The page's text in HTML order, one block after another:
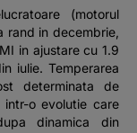
(motorul
rand in decembrie,
in ajustare cu 1.9
iulie. Temperarea
determinata de
intr-o evolutie care
dinamica din